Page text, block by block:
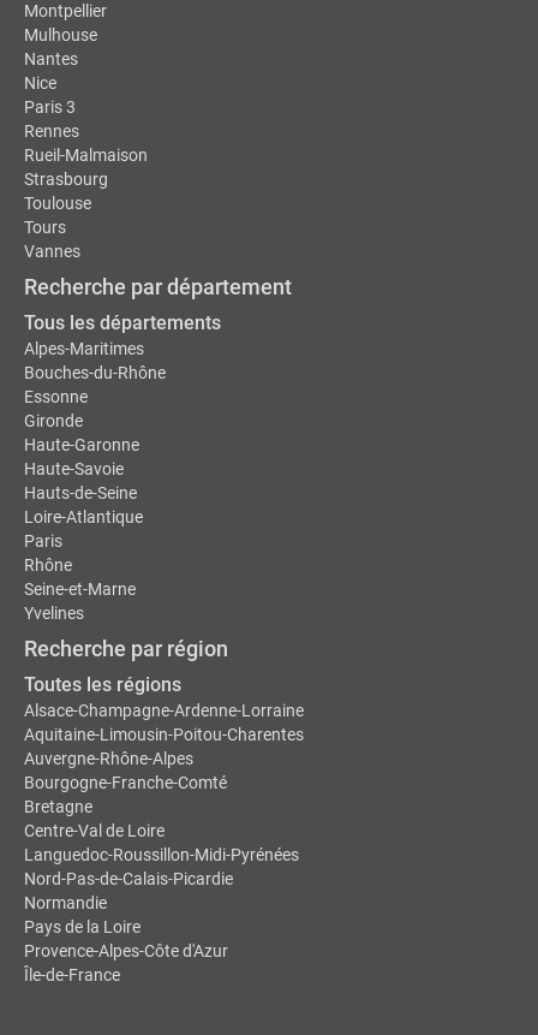
Montpellier
Mulhouse
Nantes
Nice
Paris 3
Rennes
Rueil-Malmaison
Strasbourg
Toulouse
Tours
Vannes
Recherche par département
Tous les départements
Alpes-Maritimes
Bouches-du-Rhône
Essonne
Gironde
Haute-Garonne
Haute-Savoie
Hauts-de-Seine
Loire-Atlantique
Paris
Rhône
Seine-et-Marne
Yvelines
Recherche par région
Toutes les régions
Alsace-Champagne-Ardenne-Lorraine
Aquitaine-Limousin-Poitou-Charentes
Auvergne-Rhône-Alpes
Bourgogne-Franche-Comté
Bretagne
Centre-Val de Loire
Languedoc-Roussillon-Midi-Pyrénées
Nord-Pas-de-Calais-Picardie
Normandie
Pays de la Loire
Provence-Alpes-Côte d'Azur
Île-de-France